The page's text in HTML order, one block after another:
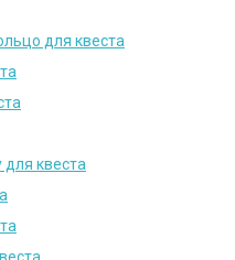
для квеста
квеста